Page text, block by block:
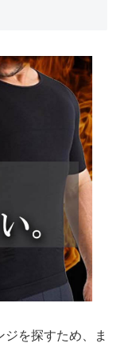
を探すため、ま